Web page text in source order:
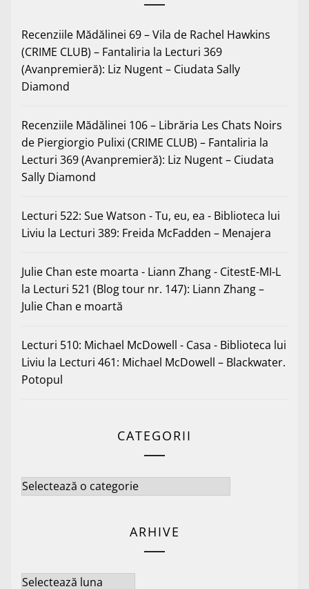
Recenziile Mădălinei 69 – Vila de Rachel Hawkins
(CRIME CLUB) – Fantaliria la Lecturi 369
(Avanpremieră): Liz Nugent – Ciudata Sally
Diamond
Recenziile Mădălinei 106 – Librăria Les Chats Noirs
de Piergiorgio Pulixi (CRIME CLUB) – Fantaliria la
Lecturi 369 (Avanpremieră): Liz Nugent – Ciudata
Sally Diamond
Lecturi 522: Sue Watson - Tu, eu, ea - Biblioteca lui
Liviu la Lecturi 389: Freida McFadden – Menajera
Julie Chan este moarta - Liann Zhang - CitestE-MI-L
la Lecturi 521 (Blog tour nr. 147): Liann Zhang –
Julie Chan e moartă
Lecturi 510: Michael McDowell - Casa - Biblioteca lui
Liviu la Lecturi 461: Michael McDowell – Blackwater.
Potopul
CATEGORII
Categorii
ARHIVE
Arhive